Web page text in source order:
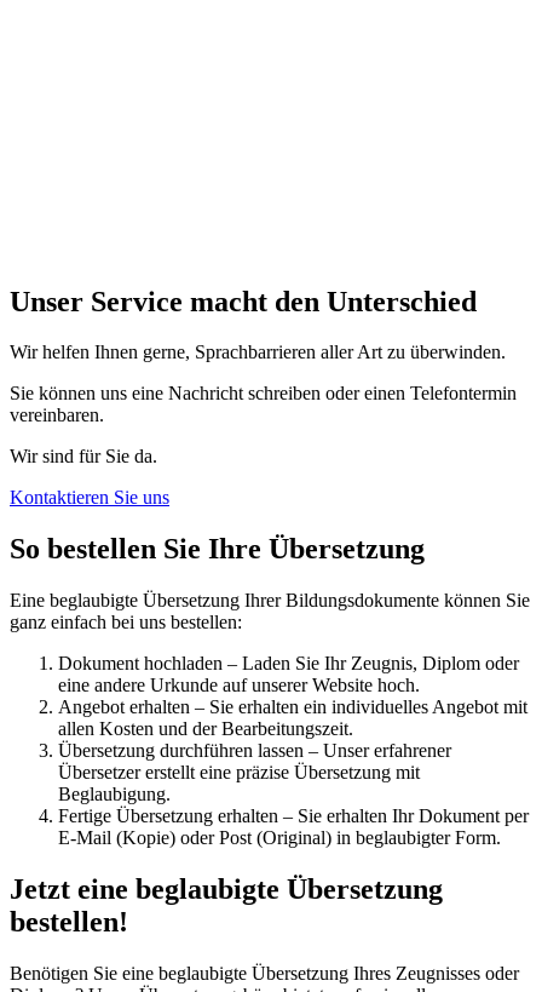
Unser Service macht den Unterschied
Wir helfen Ihnen gerne, Sprachbarrieren aller Art zu überwinden.
Sie können uns eine Nachricht schreiben oder einen Telefontermin
vereinbaren.
Wir sind für Sie da.
Kontaktieren Sie uns
So bestellen Sie Ihre Übersetzung
Eine beglaubigte Übersetzung Ihrer Bildungsdokumente können Sie
ganz einfach bei uns bestellen:
Dokument hochladen – Laden Sie Ihr Zeugnis, Diplom oder
eine andere Urkunde auf unserer Website hoch.
Angebot erhalten – Sie erhalten ein individuelles Angebot mit
allen Kosten und der Bearbeitungszeit.
Übersetzung durchführen lassen – Unser erfahrener
Übersetzer erstellt eine präzise Übersetzung mit
Beglaubigung.
Fertige Übersetzung erhalten – Sie erhalten Ihr Dokument per
E-Mail (Kopie) oder Post (Original) in beglaubigter Form.
Jetzt eine beglaubigte Übersetzung
bestellen!
Benötigen Sie eine beglaubigte Übersetzung Ihres Zeugnisses oder